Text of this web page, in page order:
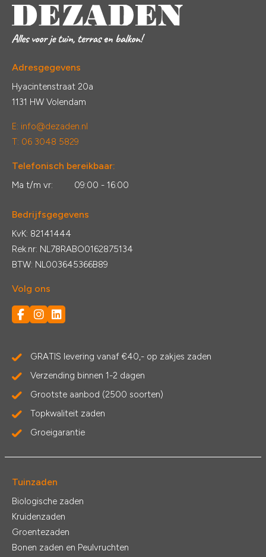
Adresgegevens
Hyacintenstraat 20a
1131 HW Volendam
E: info@dezaden.nl
T: 06 3048 5829
Telefonisch bereikbaar:
Ma t/m vr: 09:00 - 16:00
Bedrijfsgegevens
KvK: 82141444
Rek.nr: NL78RABO0162875134
BTW: NL003645366B89
Volg ons
GRATIS levering vanaf €40,- op zakjes zaden
Verzending binnen 1-2 dagen
Grootste aanbod (2500 soorten)
Topkwaliteit zaden
Groeigarantie
Tuinzaden
Biologische zaden
Kruidenzaden
Groentezaden
Bonen zaden en Peulvruchten